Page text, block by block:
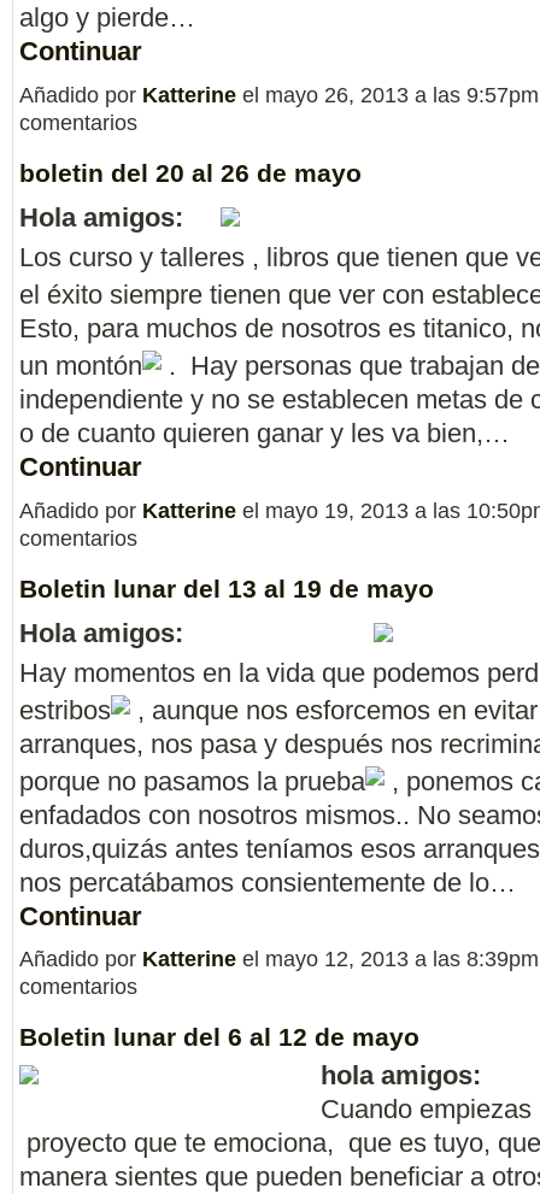
algo y pierde…
Continuar
Añadido por Katterine el mayo 26, 2013 a las
comentarios
boletin del 20 al 26 de mayo
Hola amigos:
Los curso y talleres , libros que tienen que
el éxito siempre tienen que ver con
Esto, para muchos de nosotros es titanico,
un montón
. Hay personas que trabajan
independiente y no se establecen metas de
o de cuanto quieren ganar y les va bien,…
Continuar
Añadido por Katterine el mayo 19, 2013 a las
comentarios
Boletin lunar del 13 al 19 de mayo
Hola amigos:
Hay momentos en la vida que podemos
estribos
, aunque nos esforcemos en
arranques, nos pasa y después nos
porque no pasamos la prueba
, ponemos
enfadados con nosotros mismos.. No
duros,quizás antes teníamos esos
nos percatábamos consientemente de lo…
Continuar
Añadido por Katterine el mayo 12, 2013 a las
comentarios
Boletin lunar del 6 al 12 de mayo
hola amigos:
Cuando empiezas
proyecto que te emociona, que es tuyo,
manera sientes que pueden beneficiar a